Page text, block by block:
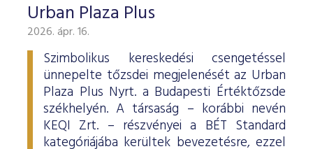
Urban Plaza Plus
2026. ápr. 16.
Szimbolikus kereskedési csengetéssel
ünnepelte tőzsdei megjelenését az Urban
Plaza Plus Nyrt. a Budapesti Értéktőzsde
székhelyén. A társaság – korábbi nevén
KEQI Zrt. – részvényei a BÉT Standard
kategóriájába kerültek bevezetésre, ezzel